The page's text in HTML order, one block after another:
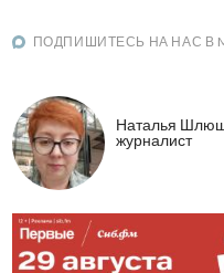
ПОДПИШИТЕСЬ НА НАС В
Наталья
журналист